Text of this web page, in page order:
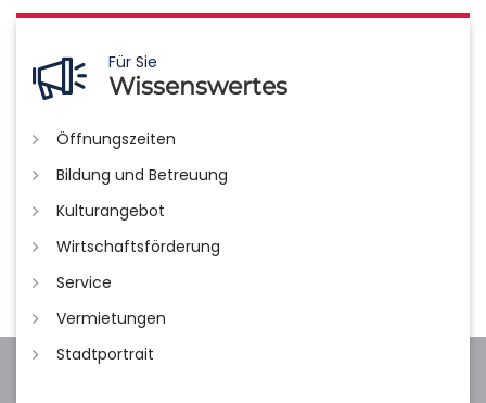
Für Sie
Wissenswertes
Öffnungszeiten
Bildung und Betreuung
Kulturangebot
Wirtschaftsförderung
Service
Vermietungen
Stadtportrait